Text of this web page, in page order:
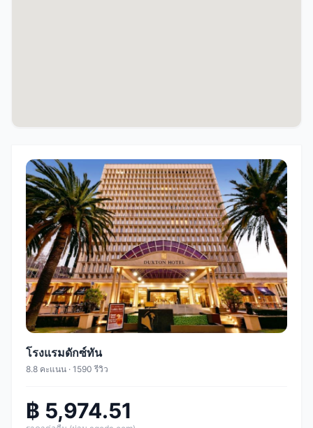
โรงแรมดักซ์ทัน
8.8 คะแนน · 1590 รีวิว
฿ 5,974.51